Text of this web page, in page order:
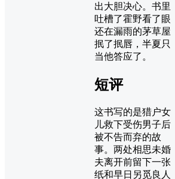
出大胆决心。书里
吐槽了霍野看了眼
还在漏雨的茅草屋
抿了抿唇，半夏只
当他答应了。
短评
这书写的是猎户女
儿救下受伤男子后
被不告而弃的故
事。两处相思未婚
夫离开前留下一张
纸和早日另觅良人